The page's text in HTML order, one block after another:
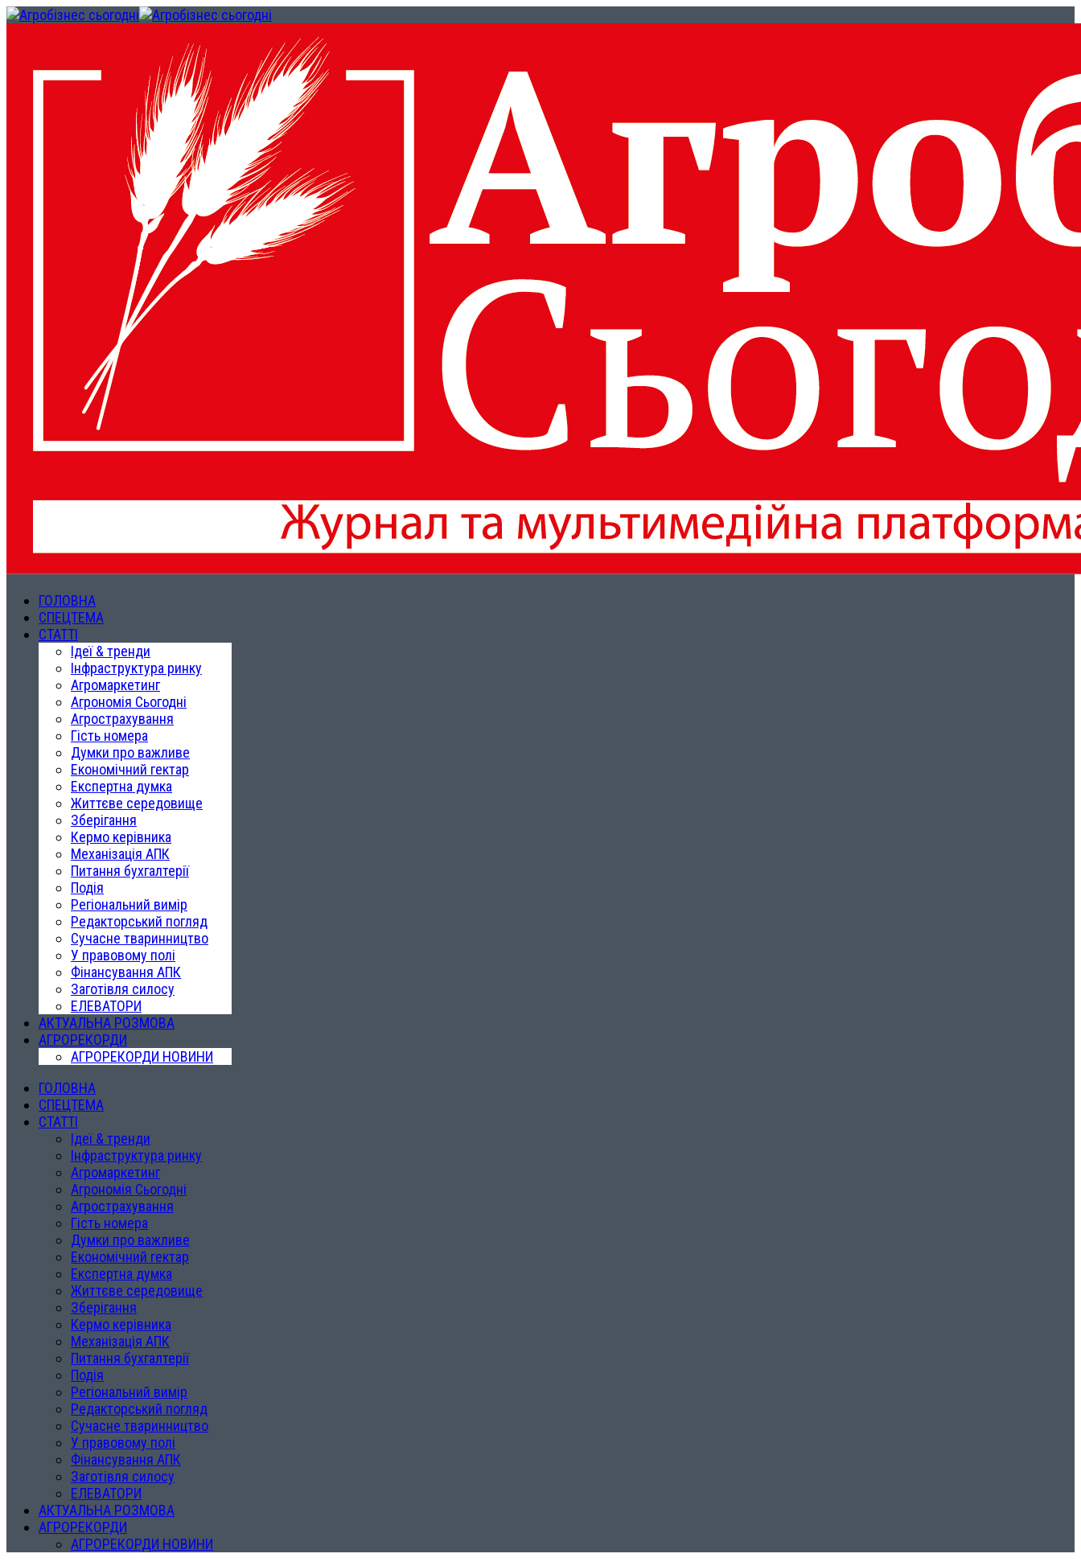
ГОЛОВНА
СПЕЦТЕМА
СТАТТІ
Ідеї & тренди
Інфраструктура ринку
Агромаркетинг
Агрономія Сьогодні
Агрострахування
Гість номера
Думки про важливе
Економічний гектар
Експертна думка
Життєве середовище
Зберігання
Кермо керівника
Механізація АПК
Питання бухгалтерії
Подія
Регіональний вимір
Редакторський погляд
Сучасне тваринництво
У правовому полі
Фінансування АПК
Заготівля силосу
ЕЛЕВАТОРИ
АКТУАЛЬНА РОЗМОВА
АГРОРЕКОРДИ
АГРОРЕКОРДИ НОВИНИ
ГОЛОВНА
СПЕЦТЕМА
СТАТТІ
Ідеї & тренди
Інфраструктура ринку
Агромаркетинг
Агрономія Сьогодні
Агрострахування
Гість номера
Думки про важливе
Економічний гектар
Експертна думка
Життєве середовище
Зберігання
Кермо керівника
Механізація АПК
Питання бухгалтерії
Подія
Регіональний вимір
Редакторський погляд
Сучасне тваринництво
У правовому полі
Фінансування АПК
Заготівля силосу
ЕЛЕВАТОРИ
АКТУАЛЬНА РОЗМОВА
АГРОРЕКОРДИ
АГРОРЕКОРДИ НОВИНИ